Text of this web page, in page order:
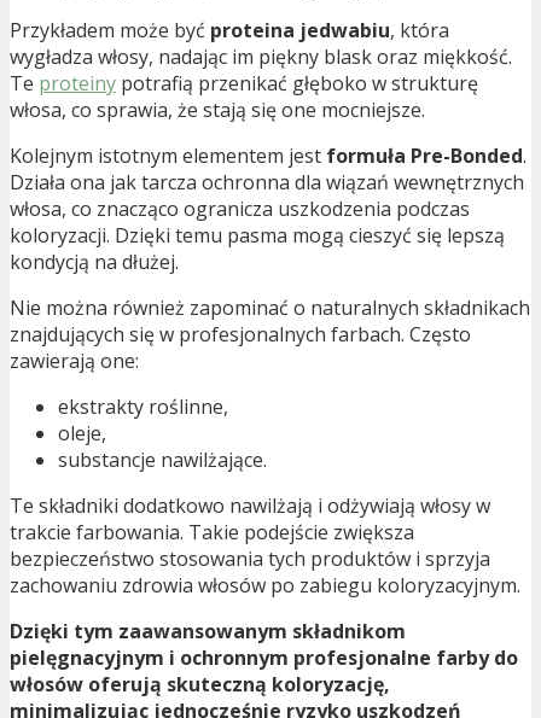
Przykładem może być proteina jedwabiu, która
wygładza włosy, nadając im piękny blask oraz miękkość.
Te proteiny potrafią przenikać głęboko w strukturę
włosa, co sprawia, że stają się one mocniejsze.
Kolejnym istotnym elementem jest formuła Pre-Bonded.
Działa ona jak tarcza ochronna dla wiązań wewnętrznych
włosa, co znacząco ogranicza uszkodzenia podczas
koloryzacji. Dzięki temu pasma mogą cieszyć się lepszą
kondycją na dłużej.
Nie można również zapominać o naturalnych składnikach
znajdujących się w profesjonalnych farbach. Często
zawierają one:
ekstrakty roślinne,
oleje,
substancje nawilżające.
Te składniki dodatkowo nawilżają i odżywiają włosy w
trakcie farbowania. Takie podejście zwiększa
bezpieczeństwo stosowania tych produktów i sprzyja
zachowaniu zdrowia włosów po zabiegu koloryzacyjnym.
Dzięki tym zaawansowanym składnikom
pielęgnacyjnym i ochronnym profesjonalne farby do
włosów oferują skuteczną koloryzację,
minimalizując jednocześnie ryzyko uszkodzeń